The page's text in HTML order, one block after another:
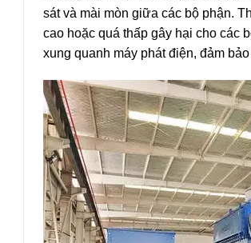
sát và mài mòn giữa các bộ phận.
cao hoặc quá thấp gây hại cho các
xung quanh máy phát điện, đảm